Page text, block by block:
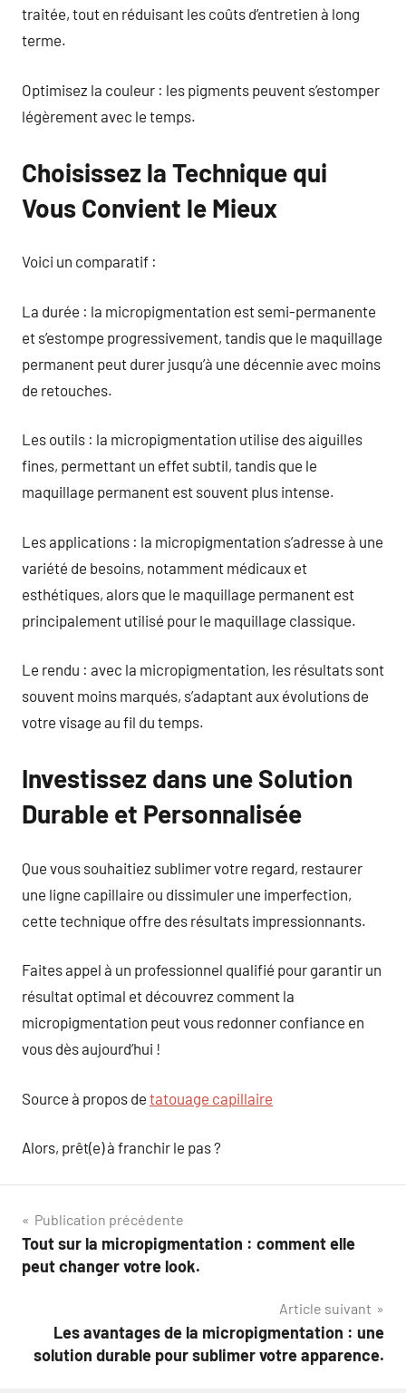
traitée, tout en réduisant les coûts d’entretien à long
terme.
Optimisez la couleur : les pigments peuvent s’estomper
légèrement avec le temps.
Choisissez la Technique qui
Vous Convient le Mieux
Voici un comparatif :
La durée : la micropigmentation est semi-permanente
et s’estompe progressivement, tandis que le maquillage
permanent peut durer jusqu’à une décennie avec moins
de retouches.
Les outils : la micropigmentation utilise des aiguilles
fines, permettant un effet subtil, tandis que le
maquillage permanent est souvent plus intense.
Les applications : la micropigmentation s’adresse à une
variété de besoins, notamment médicaux et
esthétiques, alors que le maquillage permanent est
principalement utilisé pour le maquillage classique.
Le rendu : avec la micropigmentation, les résultats sont
souvent moins marqués, s’adaptant aux évolutions de
votre visage au fil du temps.
Investissez dans une Solution
Durable et Personnalisée
Que vous souhaitiez sublimer votre regard, restaurer
une ligne capillaire ou dissimuler une imperfection,
cette technique offre des résultats impressionnants.
Faites appel à un professionnel qualifié pour garantir un
résultat optimal et découvrez comment la
micropigmentation peut vous redonner confiance en
vous dès aujourd’hui !
Source à propos de tatouage capillaire
Alors, prêt(e) à franchir le pas ?
Navigation
de
Publication précédente
Tout sur la micropigmentation : comment elle
peut changer votre look.
Article suivant
Les avantages de la micropigmentation : une
solution durable pour sublimer votre apparence.